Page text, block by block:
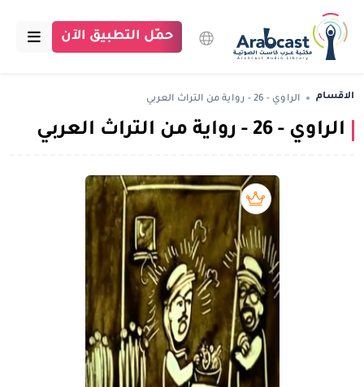
الرئيسية
مكتبة عرب كاست
تبرع للمكتبة
تسجيل الدخول
حمّل التطبيق الآن
الاقسام الراوي - 26 - رواية من التراث العربي
الراوي - 26 - رواية من التراث العربي
بريميوم book